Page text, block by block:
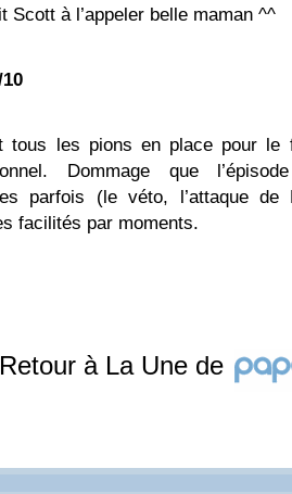
Scott à l’appeler belle maman ^^
tous les pions en place pour le
Dommage que
parfois (le véto, l’attaque de
facilités par moments.
Retour à La Une de